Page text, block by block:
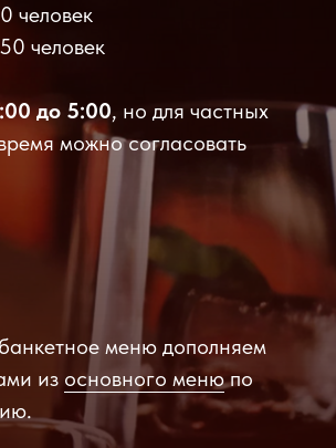
человек
человек
до 5:00, но для частных
можно согласовать
меню дополняем
из основного менюпо